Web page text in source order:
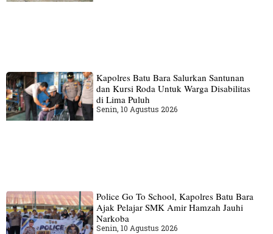
Kapolres Batu Bara Salurkan Santunan
dan Kursi Roda Untuk Warga Disabilitas
di Lima Puluh
Senin, 10 Agustus 2026
Police Go To School, Kapolres Batu Bara
Ajak Pelajar SMK Amir Hamzah Jauhi
Narkoba
Senin, 10 Agustus 2026